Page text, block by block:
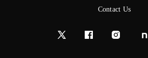
Contact Us